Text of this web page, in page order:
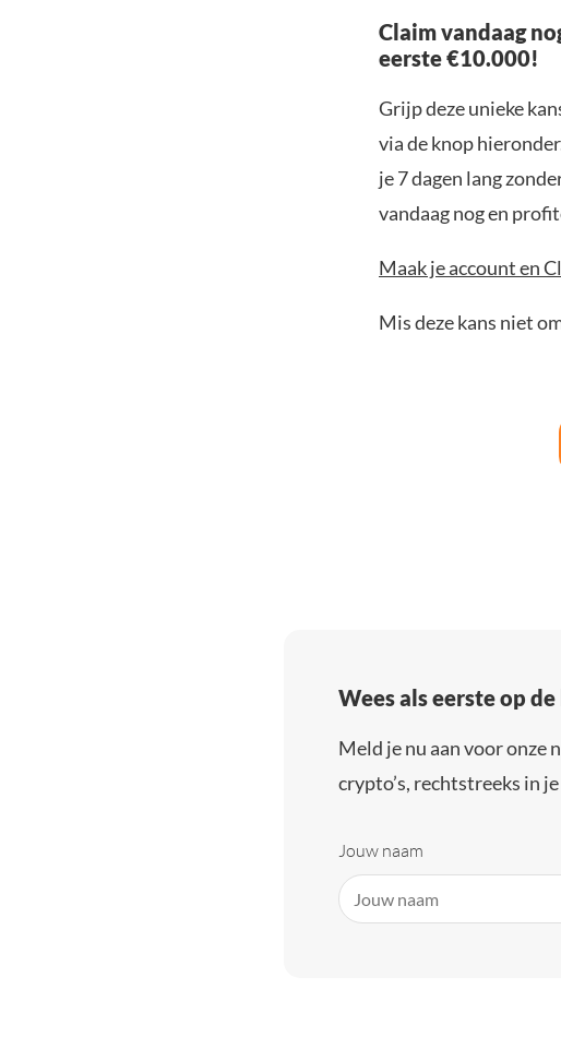
Claim vandaag
eerste €10.000!
Grijp deze unieke
via de knop
je 7 dagen lang
vandaag nog en
Maak je account en
Mis deze kans niet
Wees als eerste op
Meld je nu aan voor onze
crypto’s, rechtstreeks in
Jouw naam